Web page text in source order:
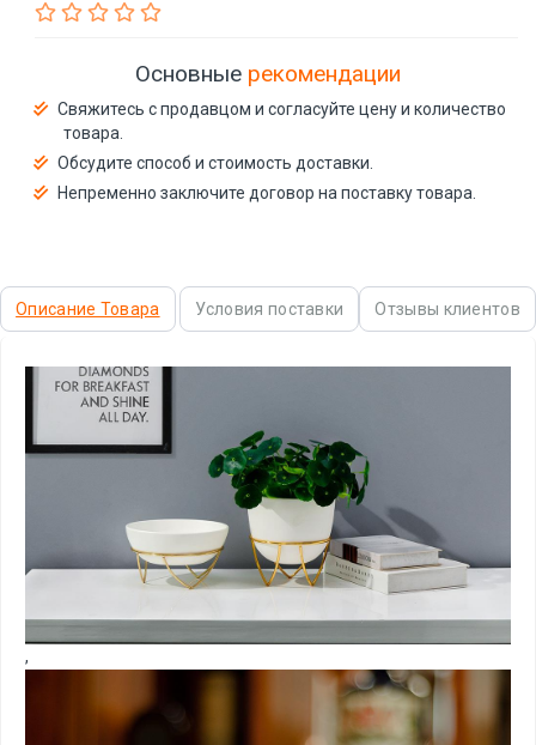
Основные рекомендации
Свяжитесь с продавцом и согласуйте цену и количество
товара.
Обсудите способ и стоимость доставки.
Непременно заключите договор на поставку товара.
Описание Товара Условия поставки Отзывы клиентов
,